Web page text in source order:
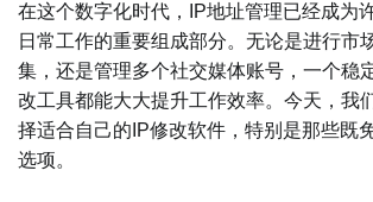
在这个数字化时代，IP地址管理已经成为
日常工作的重要组成部分。无论是进行市
集，还是管理多个社交媒体账号，一个稳
改工具都能大大提升工作效率。今天，我
择适合自己的IP修改软件，特别是那些既
选项。